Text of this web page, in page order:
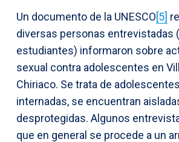
Un documento de la UNESCO[5]
diversas personas entrevistadas
estudiantes) informaron sobre
sexual contra adolescentes en
Chiriaco. Se trata de
internadas, se encuentran
desprotegidas. Algunos
que en general se procede a un